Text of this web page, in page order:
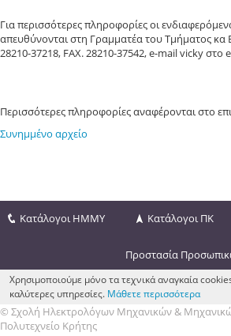
Για περισσότερες πληροφορίες οι
απευθύνονται στη Γραμματέα του Τμήματος κα
28210-37218, FAX. 28210-37542, e-mail vicky στο
Περισσότερες πληροφορίες αναφέρονται στο
Συνημμένο αρχείο
Κατάλογοι ΗΜΜΥ Κατάλογοι ΠΚ
Προστασία
Χρησιμοποιούμε μόνο τα τεχνικά αναγκαία
καλύτερες υπηρεσίες. Μάθετε περισσότερα
© Σχολή Ηλεκτρολόγων Μηχανικών &
Πολυτεχνείο Κρήτης